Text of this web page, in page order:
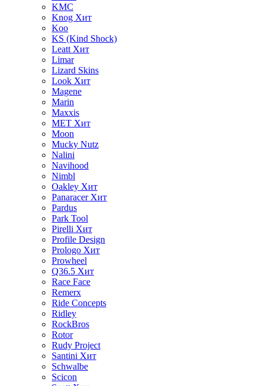
KMC
Knog Хит
Koo
KS (Kind Shock)
Leatt Хит
Limar
Lizard Skins
Look Хит
Magene
Marin
Maxxis
MET Хит
Moon
Mucky Nutz
Nalini
Navihood
Nimbl
Oakley Хит
Panaracer Хит
Pardus
Park Tool
Pirelli Хит
Profile Design
Prologo Хит
Prowheel
Q36.5 Хит
Race Face
Remerx
Ride Concepts
Ridley
RockBros
Rotor
Rudy Project
Santini Хит
Schwalbe
Scicon